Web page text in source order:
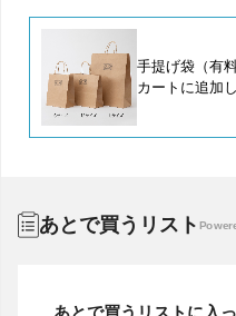
手提げ袋（有
カートに追加
あとで買うリスト
あとで買うリストに入